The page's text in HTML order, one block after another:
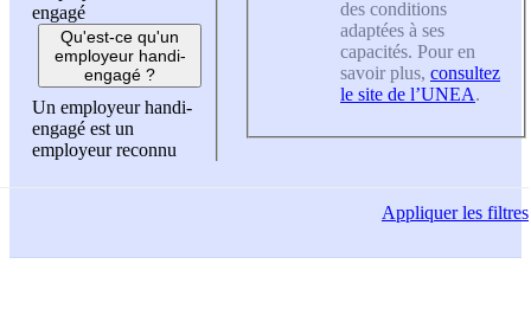
engagé
Qu'est-ce qu'un
employeur handi-
engagé ?
Un employeur handi-
engagé est un
employeur reconnu
des conditions
adaptées à ses
capacités. Pour en
savoir plus, consultez
le site de l’UNEA.
Appliquerles filtres